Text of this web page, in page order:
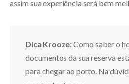
assim sua experiência será bem
Dica Krooze: Como saber o
documentos da sua reserva
para chegar ao porto. Na